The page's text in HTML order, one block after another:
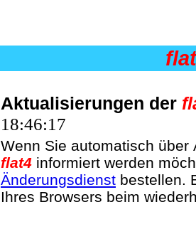
Aktualisierungen der
18:46:17
Wenn Sie automatisch über
flat4 informiert werden
Änderungsdienst bestellen.
Ihres Browsers beim